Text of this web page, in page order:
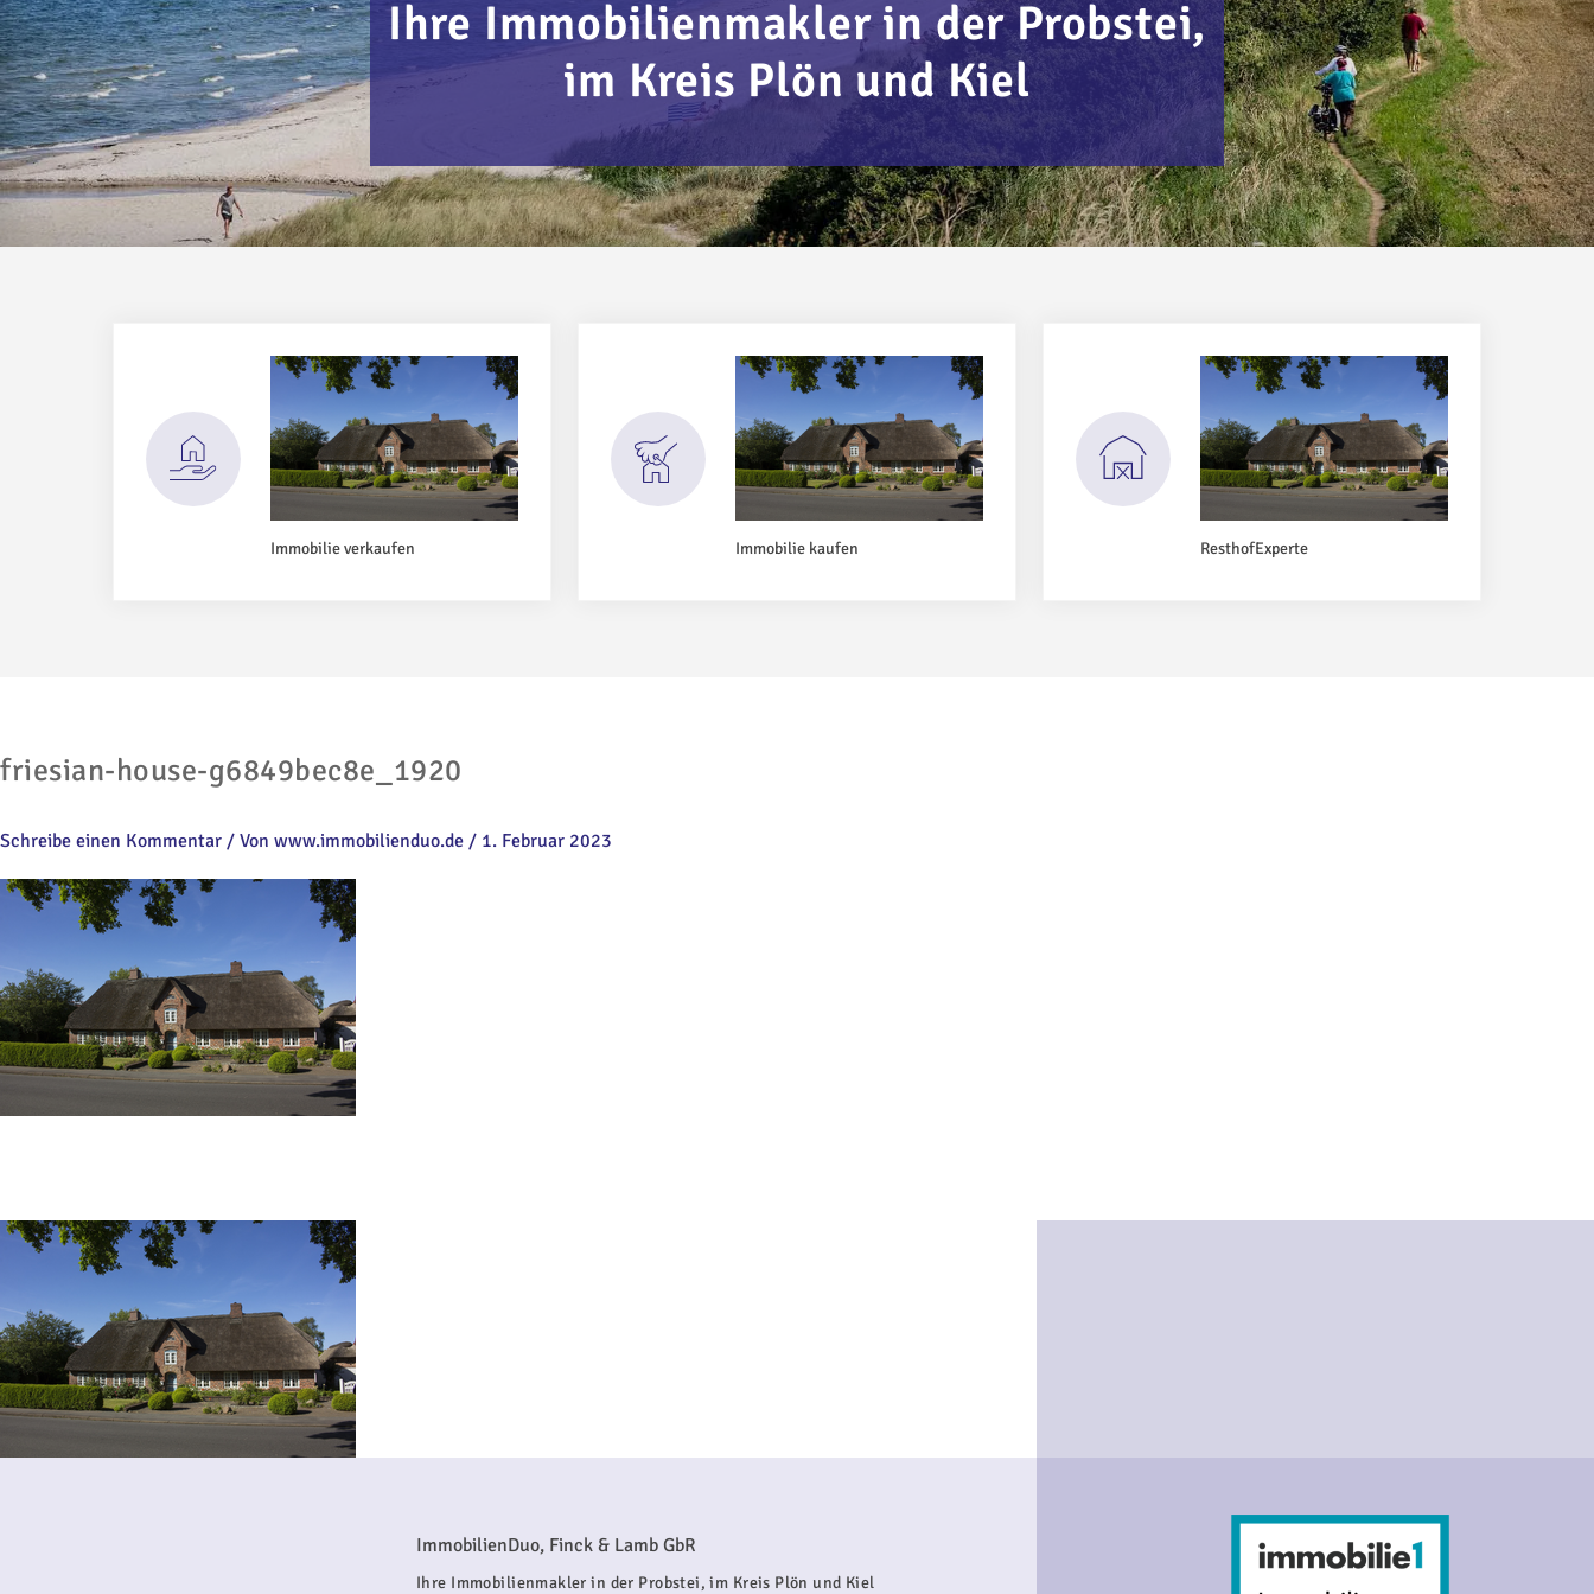
Ihre Immobilienmakler in der Probstei,
im Kreis Plön und Kiel
Immobilie verkaufen Immobilie kaufen ResthofExperte
friesian-house-g6849bec8e_1920
Schreibe einen Kommentar / Von www.immobilienduo.de / 1. Februar 2023
ImmobilienDuo, Finck & Lamb GbR
Ihre Immobilienmakler in der Probstei, im Kreis Plön und Kiel